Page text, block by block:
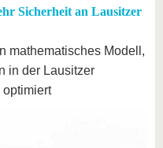
Sicherheit an Lausitzer
mathematisches Modell,
in der Lausitzer
optimiert